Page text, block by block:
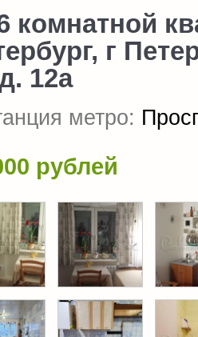
комнатной
г
12а
метро:
рублей